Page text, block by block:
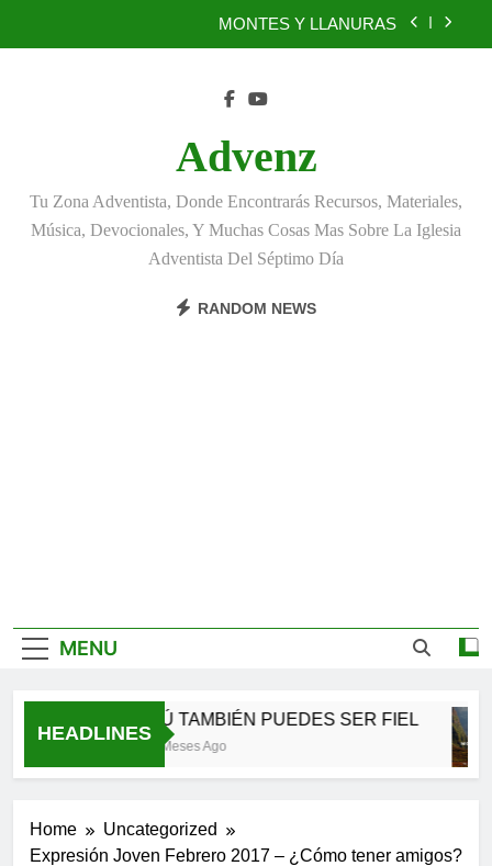
MONTES Y LLANURAS
TÚ TAMBIÉN PUEDES SER FIEL
BENEFICIOS DEL PERDÓN
EL REINO DE LOS CIELOS
Advenz
Tu Zona Adventista, Donde Encontrarás Recursos, Materiales,
Música, Devocionales, Y Muchas Cosas Mas Sobre La Iglesia
Adventista Del Séptimo Día
RANDOM NEWS
MENU
HEADLINES
TÚ TAMBIÉN PUEDES SER FIEL
2 Meses Ago
Home
Uncategorized
Expresión Joven Febrero 2017 – ¿Cómo tener amigos?